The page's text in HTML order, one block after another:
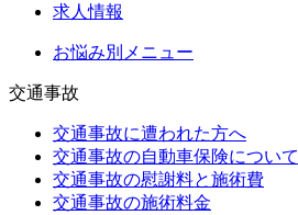
求人情報
お悩み別メニュー
交通事故
交通事故に遭われた方へ
交通事故の自動車保険について
交通事故の慰謝料と施術費
交通事故の施術料金